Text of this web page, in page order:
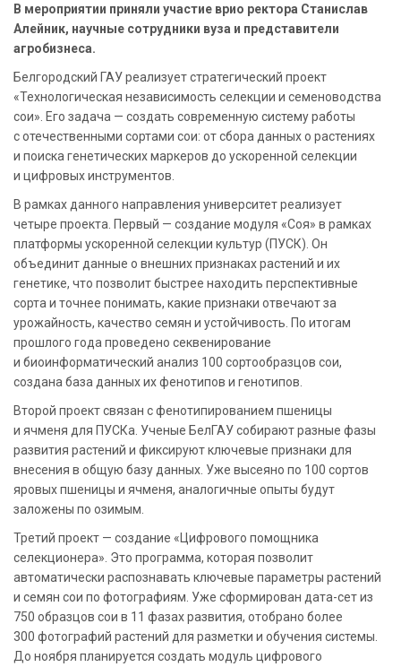
В мероприятии приняли участие врио ректора Станислав
Алейник, научные сотрудники вуза и представители
агробизнеса.
Белгородский ГАУ реализует стратегический проект
«Технологическая независимость селекции и семеноводства
сои». Его задача — создать современную систему работы
с отечественными сортами сои: от сбора данных о растениях
и поиска генетических маркеров до ускоренной селекции
и цифровых инструментов.
В рамках данного направления университет реализует
четыре проекта. Первый — создание модуля «Соя» в рамках
платформы ускоренной селекции культур (ПУСК). Он
объединит данные о внешних признаках растений и их
генетике, что позволит быстрее находить перспективные
сорта и точнее понимать, какие признаки отвечают за
урожайность, качество семян и устойчивость. По итогам
прошлого года проведено секвенирование
и биоинформатический анализ 100 сортообразцов сои,
создана база данных их фенотипов и генотипов.
Второй проект связан с фенотипированием пшеницы
и ячменя для ПУСКа. Ученые БелГАУ собирают разные фазы
развития растений и фиксируют ключевые признаки для
внесения в общую базу данных. Уже высеяно по 100 сортов
яровых пшеницы и ячменя, аналогичные опыты будут
заложены по озимым.
Третий проект — создание «Цифрового помощника
селекционера». Это программа, которая позволит
автоматически распознавать ключевые параметры растений
и семян сои по фотографиям. Уже сформирован дата-сет из
750 образцов сои в 11 фазах развития, отобрано более
300 фотографий растений для разметки и обучения системы.
До ноября планируется создать модуль цифрового